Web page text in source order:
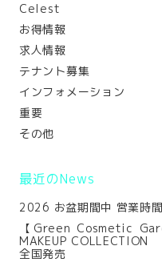
Celest
お得情報
求人情報
テナント募集
インフォメーション
重要
その他
最近のNews
2026 お盆期間中 営業時
【Green Cosmetic
MAKEUP
全国発売